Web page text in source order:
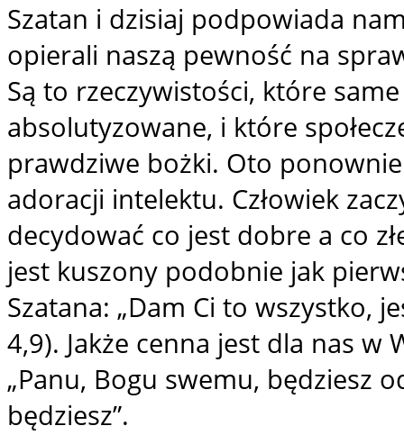
Szatan i dzisiaj podpowiada
opierali naszą pewność na
Są to rzeczywistości, które
absolutyzowane, i które
prawdziwe bożki. Oto
adoracji intelektu. Człowiek
decydować co jest dobre a co
jest kuszony podobnie jak
Szatana: „Dam Ci to wszystko,
4,9). Jakże cenna jest dla nas w
„Panu, Bogu swemu, będziesz
będziesz”.